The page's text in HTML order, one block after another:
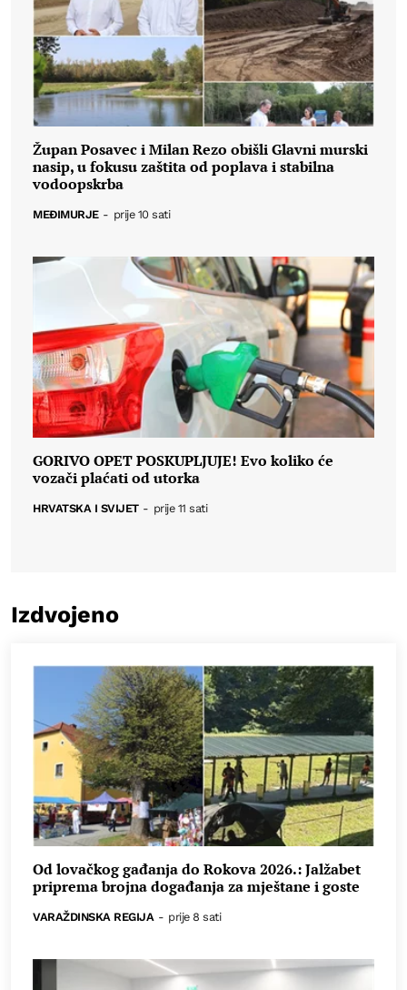
Župan Posavec i Milan Rezo obišli Glavni murski
nasip, u fokusu zaštita od poplava i stabilna
vodoopskrba
MEĐIMURJE - prije 10 sati
GORIVO OPET POSKUPLJUJE! Evo koliko će
vozači plaćati od utorka
HRVATSKA I SVIJET - prije 11 sati
Izdvojeno
Od lovačkog gađanja do Rokova 2026.: Jalžabet
priprema brojna događanja za mještane i goste
VARAŽDINSKA REGIJA - prije 8 sati